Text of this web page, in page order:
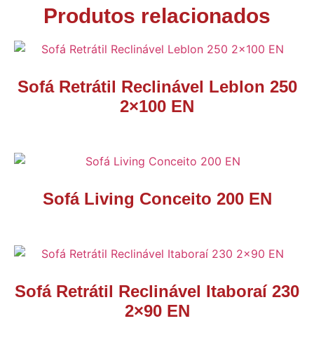
Produtos relacionados
Sofá Retrátil Reclinável Leblon 250
2×100 EN
Sofá Living Conceito 200 EN
Sofá Retrátil Reclinável Itaboraí 230
2×90 EN